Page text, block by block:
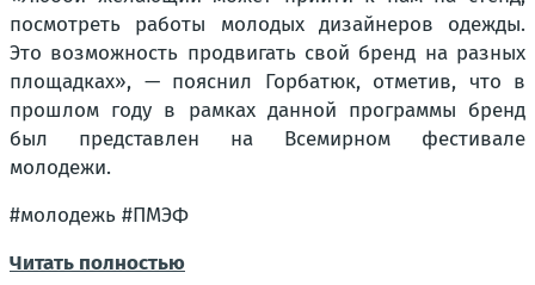
посмотреть работы молодых дизайнеров одежды.
Это возможность продвигать свой бренд на разных
площадках», — пояснил Горбатюк, отметив, что в
прошлом году в рамках данной программы бренд
был представлен на Всемирном фестивале
молодежи.
#молодежь #ПМЭФ
Читать полностью